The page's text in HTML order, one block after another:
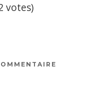
votes)